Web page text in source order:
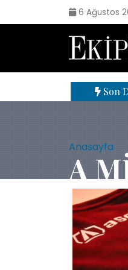
6 Ağustos
Son|
A
Anasayfa